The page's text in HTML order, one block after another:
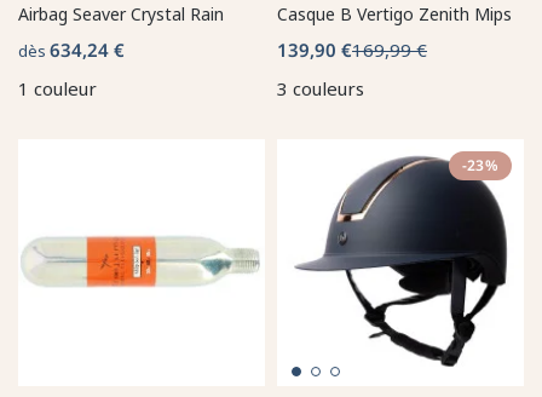
Airbag Seaver Crystal Rain
dès 634,24 €
1 couleur
Casque B Vertigo Zenith Mips
139,90 €169,99 €
3 couleurs
-23%